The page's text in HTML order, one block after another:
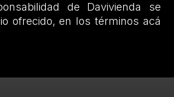
de Davivienda se
ofrecido, en los términos acá